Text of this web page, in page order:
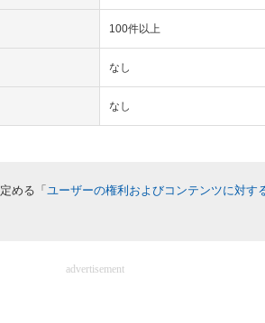
100件以上
なし
なし
める「 ユーザーの権利およびコンテンツに対す
advertisement